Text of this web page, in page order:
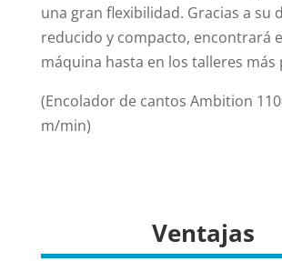
una gran flexibilidad. Gracias a su
reducido y compacto, encontrará
máquina hasta en los talleres más
(Encolador de cantos Ambition
m/min)
Ventajas